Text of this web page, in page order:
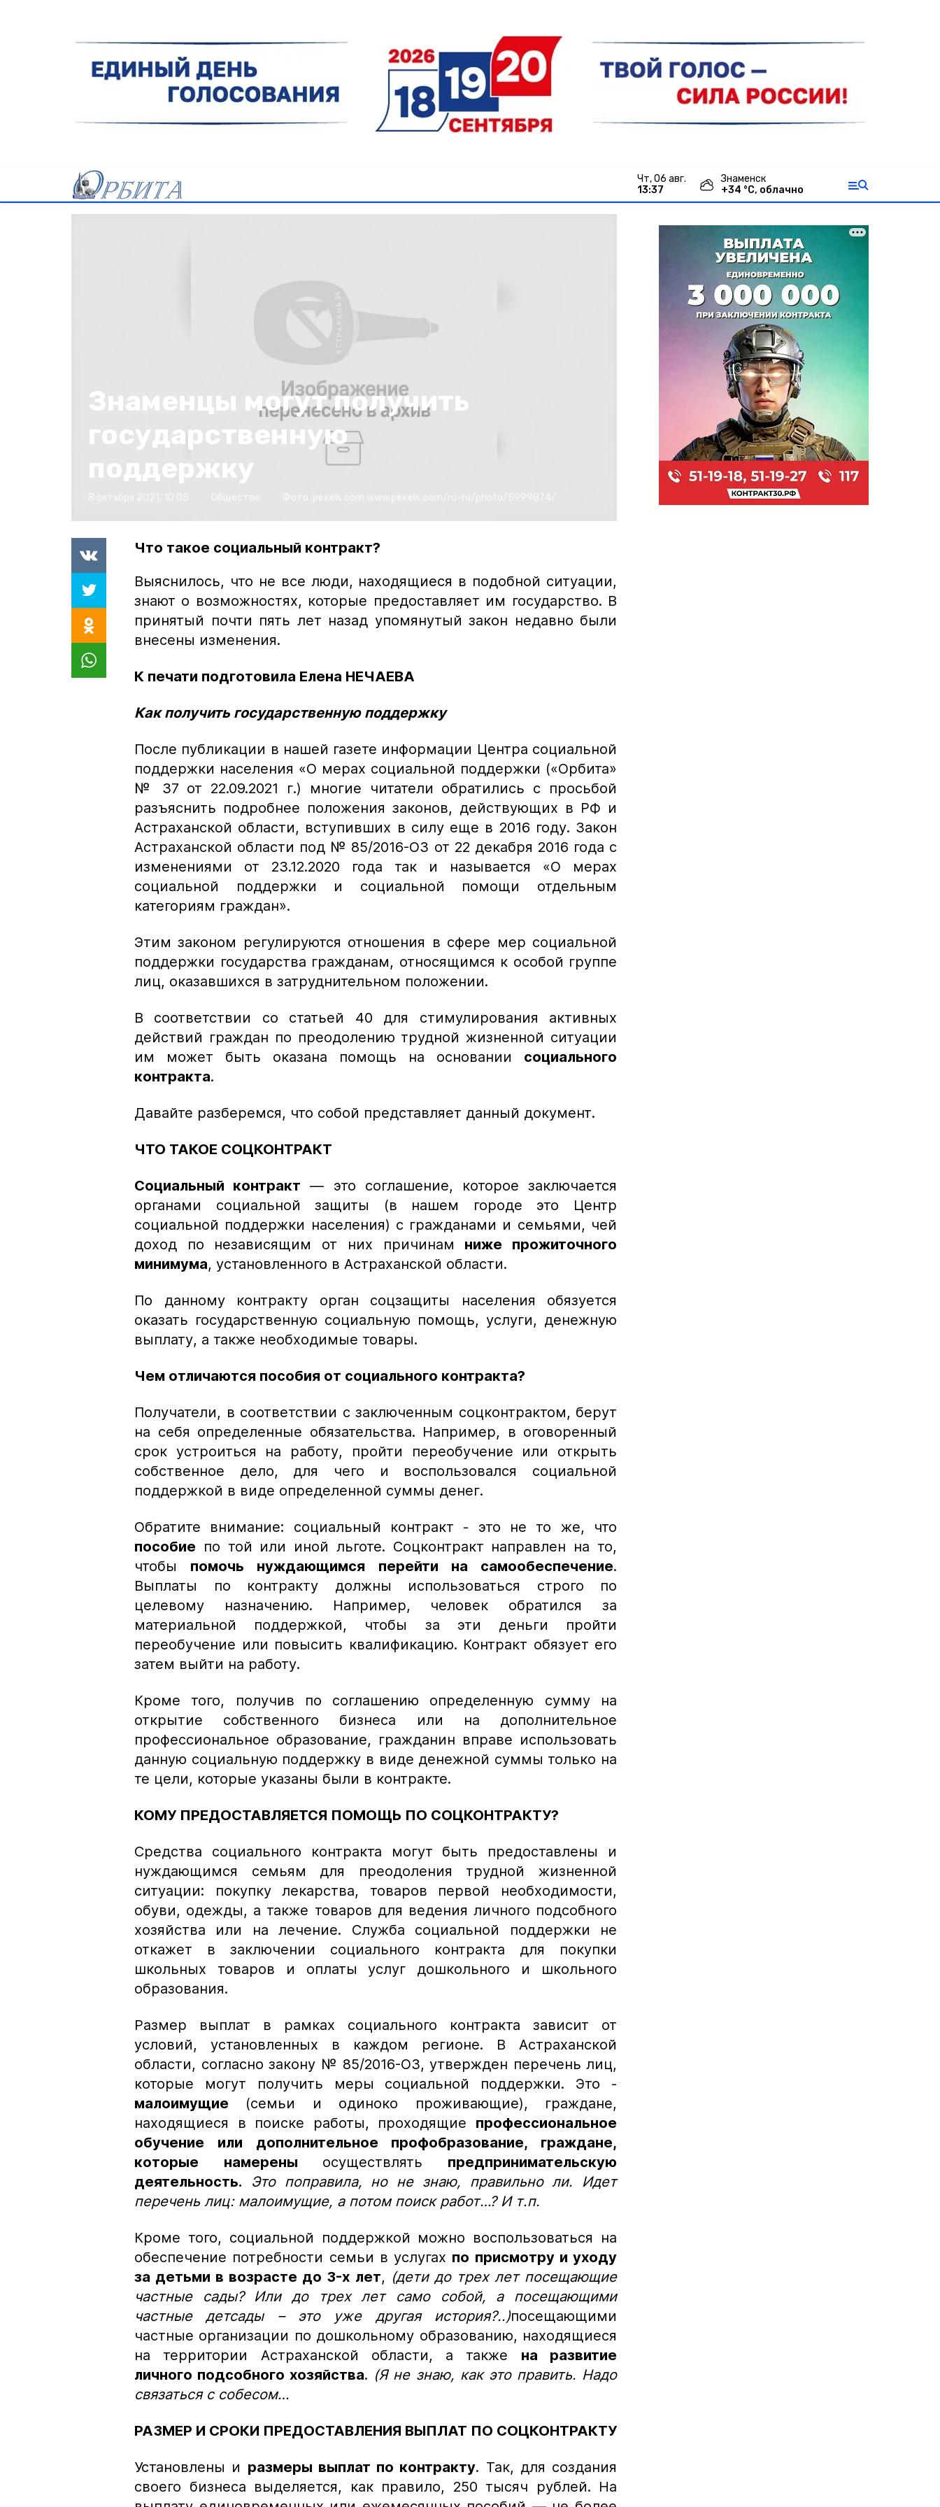
чт, 06 авг.
13:37
Знаменск
+34 °С, облачно
Знаменцы могут получить
государственную
поддержку
Что такое социальный контракт?
Выяснилось, что не все люди, находящиеся в подобной ситуации,
знают о возможностях, которые предоставляет им государство. В
принятый почти пять лет назад упомянутый закон недавно были
внесены изменения.
К печати подготовила Елена НЕЧАЕВА
Как получить государственную поддержку
После публикации в нашей газете информации Центра социальной
поддержки населения «О мерах социальной поддержки («Орбита»
№ 37 от 22.09.2021 г.) многие читатели обратились с просьбой
разъяснить подробнее положения законов, действующих в РФ и
Астраханской области, вступивших в силу еще в 2016 году. Закон
Астраханской области под № 85/2016-ОЗ от 22 декабря 2016 года с
изменениями от 23.12.2020 года так и называется «О мерах
социальной поддержки и социальной помощи отдельным
категориям граждан».
Этим законом регулируются отношения в сфере мер социальной
поддержки государства гражданам, относящимся к особой группе
лиц, оказавшихся в затруднительном положении.
В соответствии со статьей 40 для стимулирования активных
действий граждан по преодолению трудной жизненной ситуации
им может быть оказана помощь на основании социального
контракта.
Давайте разберемся, что собой представляет данный документ.
ЧТО ТАКОЕ СОЦКОНТРАКТ
Социальный контракт — это соглашение, которое заключается
органами социальной защиты (в нашем городе это Центр
социальной поддержки населения) с гражданами и семьями, чей
доход по независящим от них причинам ниже прожиточного
минимума, установленного в Астраханской области.
По данному контракту орган соцзащиты населения обязуется
оказать государственную социальную помощь, услуги, денежную
выплату, а также необходимые товары.
Чем отличаются пособия от социального контракта?
Получатели, в соответствии с заключенным соцконтрактом, берут
на себя определенные обязательства. Например, в оговоренный
срок устроиться на работу, пройти переобучение или открыть
собственное дело, для чего и воспользовался социальной
поддержкой в виде определенной суммы денег.
Обратите внимание: социальный контракт - это не то же, что
пособие по той или иной льготе. Соцконтракт направлен на то,
чтобы помочь нуждающимся перейти на самообеспечение.
Выплаты по контракту должны использоваться строго по
целевому назначению. Например, человек обратился за
материальной поддержкой, чтобы за эти деньги пройти
переобучение или повысить квалификацию. Контракт обязует его
затем выйти на работу.
Кроме того, получив по соглашению определенную сумму на
открытие собственного бизнеса или на дополнительное
профессиональное образование, гражданин вправе использовать
данную социальную поддержку в виде денежной суммы только на
те цели, которые указаны были в контракте.
КОМУ ПРЕДОСТАВЛЯЕТСЯ ПОМОЩЬ ПО СОЦКОНТРАКТУ?
Средства социального контракта могут быть предоставлены и
нуждающимся семьям для преодоления трудной жизненной
ситуации: покупку лекарства, товаров первой необходимости,
обуви, одежды, а также товаров для ведения личного подсобного
хозяйства или на лечение. Служба социальной поддержки не
откажет в заключении социального контракта для покупки
школьных товаров и оплаты услуг дошкольного и школьного
образования.
Размер выплат в рамках социального контракта зависит от
условий, установленных в каждом регионе. В Астраханской
области, согласно закону № 85/2016-ОЗ, утвержден перечень лиц,
которые могут получить меры социальной поддержки. Это -
малоимущие (семьи и одиноко проживающие), граждане,
находящиеся в поиске работы, проходящие профессиональное
обучение или дополнительное профобразование, граждане,
которые намерены осуществлять предпринимательскую
деятельность.
Это поправила, но не знаю, правильно ли. Идет
перечень лиц: малоимущие, а потом поиск работ…? И т.п.
Кроме того, социальной поддержкой можно воспользоваться на
обеспечение потребности семьи в услугах по присмотру и уходу
за детьми в возрасте до 3-х лет, (дети до трех лет посещающие
частные сады? Или до трех лет само собой, а посещающими
частные детсады – это уже другая история?..)посещающими
частные организации по дошкольному образованию, находящиеся
на территории Астраханской области, а также на развитие
личного подсобного хозяйства. (Я не знаю, как это править. Надо
связаться с собесом…
РАЗМЕР И СРОКИ ПРЕДОСТАВЛЕНИЯ ВЫПЛАТ ПО СОЦКОНТРАКТУ
Установлены и размеры выплат по контракту. Так, для создания
своего бизнеса выделяется, как правило, 250 тысяч рублей. На